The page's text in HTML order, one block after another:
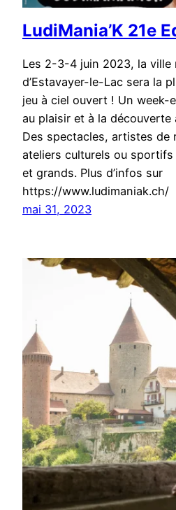
LudiMania’K 21e
Les 2-3-4 juin 2023, la ville
d’Estavayer-le-Lac sera la
jeu à ciel ouvert ! Un week-
au plaisir et à la
Des spectacles, artistes de
ateliers culturels ou
et grands. Plus d’infos sur
https://www.ludimaniak.ch/
mai 31, 2023